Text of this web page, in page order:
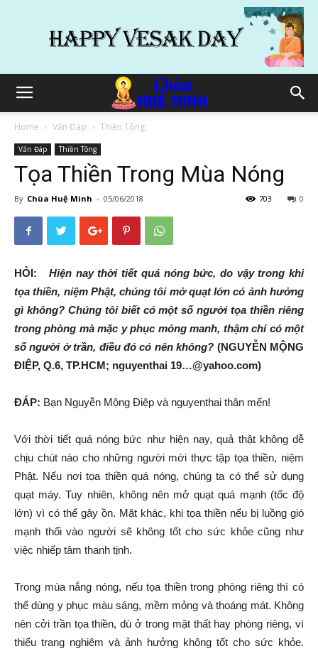
Home Vấn Đáp Thiền Tông
Vấn Đáp Thiền Tông
Tọa Thiền Trong Mùa Nóng
By Chùa Huệ Minh - 05/06/2018 0
703
HỎI:Hiện nay thời tiết quá nóng bức, do vậy trong khi
tọa thiền, niệm Phật, chúng tôi mở quạt lớn có ảnh hưởng
gì không? Chúng tôi biết có một số người tọa thiền riêng
trong phòng mà mặc y phục mỏng manh, thậm chí có một
số người ở trần, điều đó có nên không? (NGUYỄN MỘNG
ĐIỆP, Q.6, TP.HCM; nguyenthai 19…@yahoo.com)
ĐÁP: Bạn Nguyễn Mộng Điệp và nguyenthai thân mến!
Với thời tiết quá nóng bức như hiện nay, quả thật không dễ
chịu chút nào cho những người mới thực tập tọa thiền, niệm
Phật. Nếu nơi tọa thiền quá nóng, chúng ta có thể sử dụng
quạt máy. Tuy nhiên, không nên mở quạt quá mạnh (tốc độ
lớn) vì có thể gây ồn. Mặt khác, khi tọa thiền nếu bị luồng gió
mạnh thổi vào người sẽ không tốt cho sức khỏe cũng như
việc nhiếp tâm thanh tịnh.
Trong mùa nắng nóng, nếu tọa thiền trong phòng riêng thì có
thể dùng y phục màu sáng, mềm mỏng và thoáng mát. Không
nên cởi trần tọa thiền, dù ở trong mật thất hay phòng riêng, vì
thiếu trang nghiêm và ảnh hưởng không tốt cho sức khỏe.